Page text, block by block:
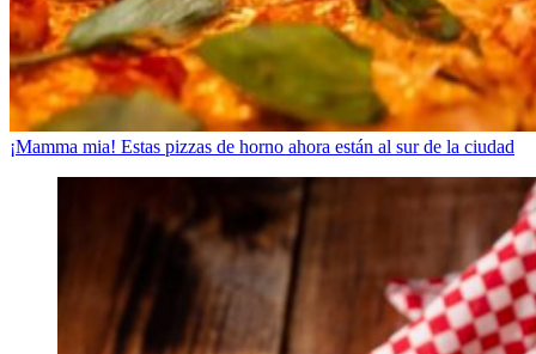
¡Mamma mia! Estas pizzas de horno ahora están al sur de la ciudad